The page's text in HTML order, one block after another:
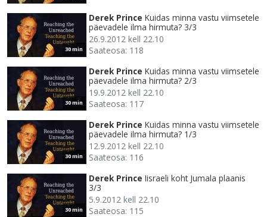
30 min
Derek Prince Kuidas minna vastu viimsetele
päevadele ilma hirmuta? 3/3
26.9.2012 kell 22.10
Saateosa: 118
30 min
Derek Prince Kuidas minna vastu viimsetele
päevadele ilma hirmuta? 2/3
19.9.2012 kell 22.10
Saateosa: 117
30 min
Derek Prince Kuidas minna vastu viimsetele
päevadele ilma hirmuta? 1/3
12.9.2012 kell 22.10
Saateosa: 116
30 min
Derek Prince Iisraeli koht Jumala plaanis
3/3
5.9.2012 kell 22.10
Saateosa: 115